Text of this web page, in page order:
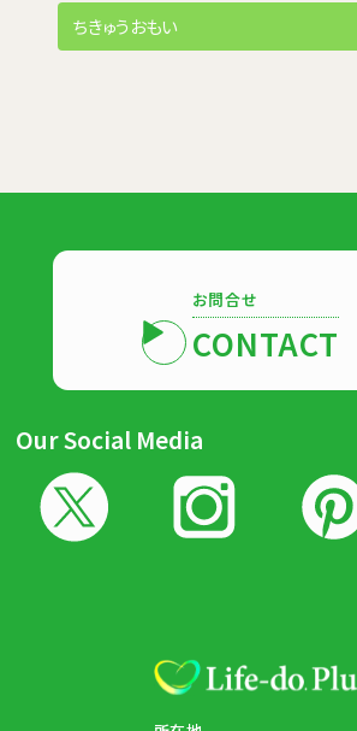
ちきゅうおもい
お問合せ
CONTACT
Our Social Media